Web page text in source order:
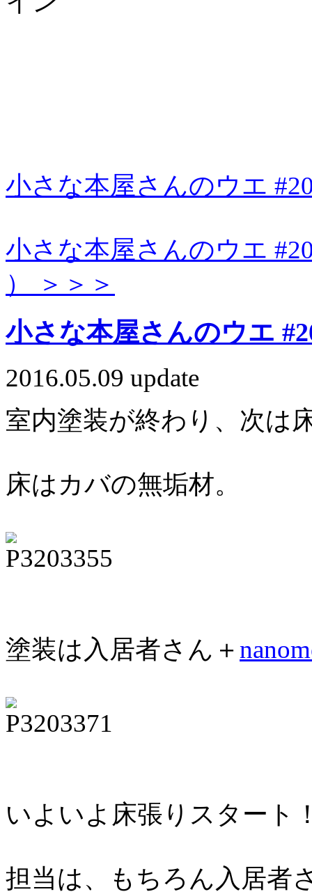
小さな本屋さんのウエ
小さな本屋さんのウエ
） ＞＞＞
小さな本屋さんのウエ
2016.05.09 update
室内塗装が終わり、次は
床はカバの無垢材。
塗装は入居者さん＋
いよいよ床張りスタート
担当は、もちろん入居者